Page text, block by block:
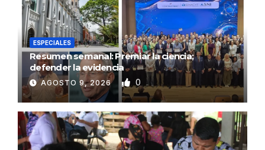
ESPECIALES
Resumen semanal: Premiar la ciencia;
defender la evidencia
AGOSTO 9, 2026 0